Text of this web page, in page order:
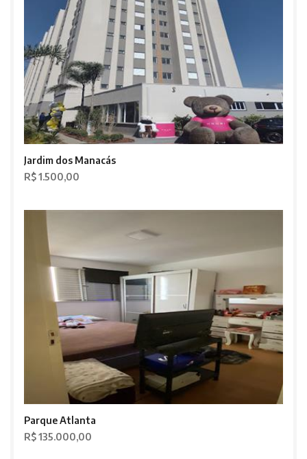
Jardim dos Manacás
R$ 1.500,00
Parque Atlanta
R$ 135.000,00